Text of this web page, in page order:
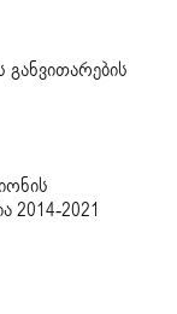
2014-2021